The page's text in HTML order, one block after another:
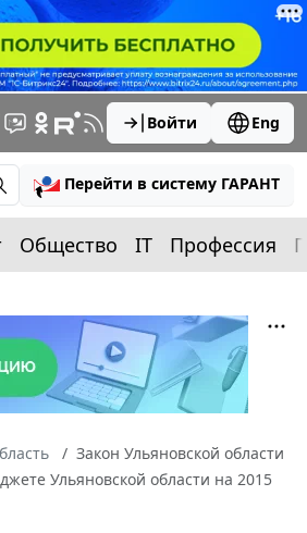
Войти Eng
Перейти в систему ГАРАНТ
Общество IT Профессия
Закон Ульяновской области
Ульяновской области на 2015